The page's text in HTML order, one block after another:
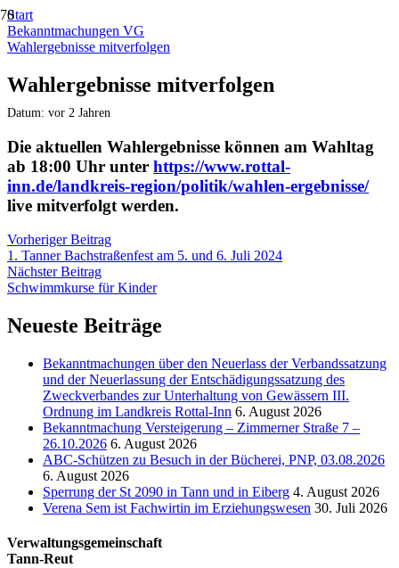
Start
Bekanntmachungen VG
Wahlergebnisse mitverfolgen
Wahlergebnisse mitverfolgen
Datum: vor 2 Jahren
Die aktuellen Wahlergebnisse können am Wahltag
ab 18:00 Uhr unter https://www.rottal-
inn.de/landkreis-region/politik/wahlen-ergebnisse/
live mitverfolgt werden.
Vorheriger Beitrag
1. Tanner Bachstraßenfest am 5. und 6. Juli 2024
Nächster Beitrag
Schwimmkurse für Kinder
Neueste Beiträge
Bekanntmachungen über den Neuerlass der Verbandssatzung
und der Neuerlassung der Entschädigungssatzung des
Zweckverbandes zur Unterhaltung von Gewässern III.
Ordnung im Landkreis Rottal-Inn 6. August 2026
Bekanntmachung Versteigerung – Zimmerner Straße 7 –
26.10.2026 6. August 2026
ABC-Schützen zu Besuch in der Bücherei, PNP, 03.08.2026
6. August 2026
Sperrung der St 2090 in Tann und in Eiberg 4. August 2026
Verena Sem ist Fachwirtin im Erziehungswesen 30. Juli 2026
Verwaltungsgemeinschaft
Tann-Reut